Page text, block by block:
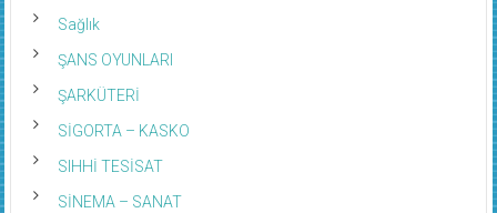
Sağlık
ŞANS OYUNLARI
ŞARKÜTERİ
SİGORTA – KASKO
SIHHİ TESİSAT
SİNEMA – SANAT